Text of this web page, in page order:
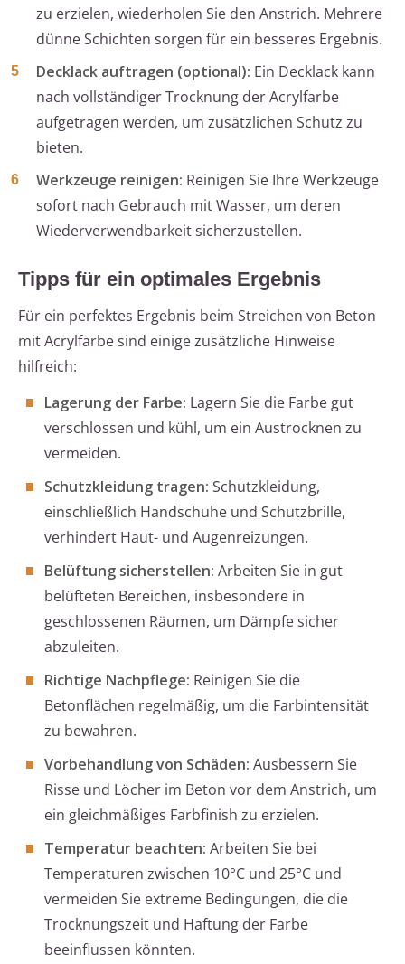
zu erzielen, wiederholen Sie den Anstrich. Mehrere
dünne Schichten sorgen für ein besseres Ergebnis.
Decklack auftragen (optional): Ein Decklack kann
nach vollständiger Trocknung der Acrylfarbe
aufgetragen werden, um zusätzlichen Schutz zu
bieten.
Werkzeuge reinigen: Reinigen Sie Ihre Werkzeuge
sofort nach Gebrauch mit Wasser, um deren
Wiederverwendbarkeit sicherzustellen.
Tipps für ein optimales Ergebnis
Für ein perfektes Ergebnis beim Streichen von Beton
mit Acrylfarbe sind einige zusätzliche Hinweise
hilfreich:
Lagerung der Farbe: Lagern Sie die Farbe gut
verschlossen und kühl, um ein Austrocknen zu
vermeiden.
Schutzkleidung tragen: Schutzkleidung,
einschließlich Handschuhe und Schutzbrille,
verhindert Haut- und Augenreizungen.
Belüftung sicherstellen: Arbeiten Sie in gut
belüfteten Bereichen, insbesondere in
geschlossenen Räumen, um Dämpfe sicher
abzuleiten.
Richtige Nachpflege: Reinigen Sie die
Betonflächen regelmäßig, um die Farbintensität
zu bewahren.
Vorbehandlung von Schäden: Ausbessern Sie
Risse und Löcher im Beton vor dem Anstrich, um
ein gleichmäßiges Farbfinish zu erzielen.
Temperatur beachten: Arbeiten Sie bei
Temperaturen zwischen 10°C und 25°C und
vermeiden Sie extreme Bedingungen, die die
Trocknungszeit und Haftung der Farbe
beeinflussen könnten.